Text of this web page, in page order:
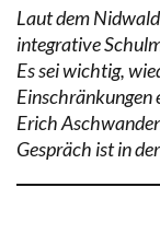
Laut dem
integrative
Es sei wichtig,
Einschränkungen
Erich
Gespräch ist in